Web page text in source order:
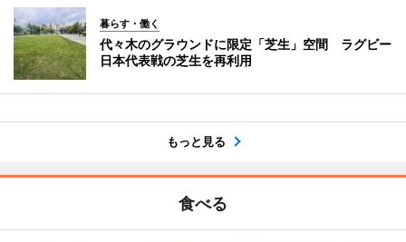
暮らす・働く
代々木のグラウンドに限定「芝生」空間 ラグビー
日本代表戦の芝生を再利用
もっと見る
食べる